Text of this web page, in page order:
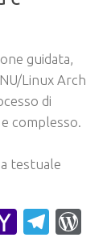
guidata,
Linux Arch
di
complesso.
testuale
Yahoo